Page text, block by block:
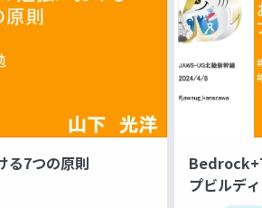
る7つの原則
プビルデ